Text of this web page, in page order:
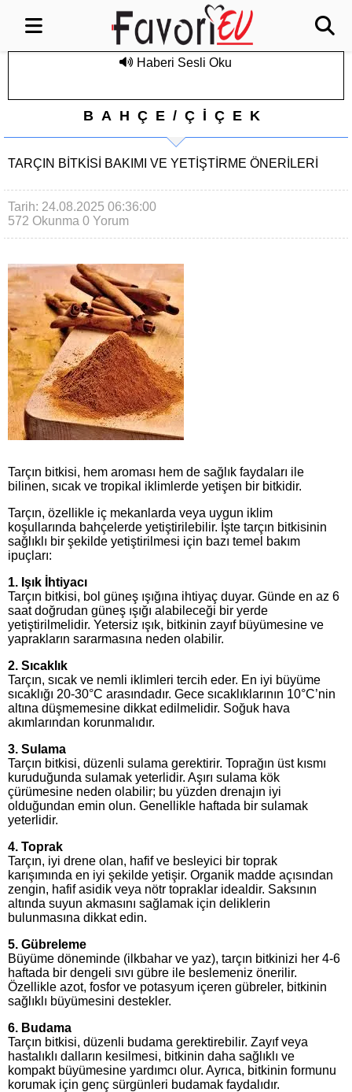
Haberi Sesli Oku
BAHÇE/ÇİÇEK
TARÇIN BITKISI BAKIMI VE YETIŞTIRME ÖNERILERI
Tarih: 24.08.2025 06:36:00
572 Okunma 0 Yorum
Tarçın bitkisi, hem aroması hem de sağlık faydaları ile
bilinen, sıcak ve tropikal iklimlerde yetişen bir bitkidir.
Tarçın, özellikle iç mekanlarda veya uygun iklim
koşullarında bahçelerde yetiştirilebilir. İşte tarçın bitkisinin
sağlıklı bir şekilde yetiştirilmesi için bazı temel bakım
ipuçları:
1. Işık İhtiyacı
Tarçın bitkisi, bol güneş ışığına ihtiyaç duyar. Günde en az 6
saat doğrudan güneş ışığı alabileceği bir yerde
yetiştirilmelidir. Yetersiz ışık, bitkinin zayıf büyümesine ve
yaprakların sararmasına neden olabilir.
2. Sıcaklık
Tarçın, sıcak ve nemli iklimleri tercih eder. En iyi büyüme
sıcaklığı 20-30°C arasındadır. Gece sıcaklıklarının 10°C’nin
altına düşmemesine dikkat edilmelidir. Soğuk hava
akımlarından korunmalıdır.
3. Sulama
Tarçın bitkisi, düzenli sulama gerektirir. Toprağın üst kısmı
kuruduğunda sulamak yeterlidir. Aşırı sulama kök
çürümesine neden olabilir; bu yüzden drenajın iyi
olduğundan emin olun. Genellikle haftada bir sulamak
yeterlidir.
4. Toprak
Tarçın, iyi drene olan, hafif ve besleyici bir toprak
karışımında en iyi şekilde yetişir. Organik madde açısından
zengin, hafif asidik veya nötr topraklar idealdir. Saksının
altında suyun akmasını sağlamak için deliklerin
bulunmasına dikkat edin.
5. Gübreleme
Büyüme döneminde (ilkbahar ve yaz), tarçın bitkinizi her 4-6
haftada bir dengeli sıvı gübre ile beslemeniz önerilir.
Özellikle azot, fosfor ve potasyum içeren gübreler, bitkinin
sağlıklı büyümesini destekler.
6. Budama
Tarçın bitkisi, düzenli budama gerektirebilir. Zayıf veya
hastalıklı dalların kesilmesi, bitkinin daha sağlıklı ve
kompakt büyümesine yardımcı olur. Ayrıca, bitkinin formunu
korumak için genç sürgünleri budamak faydalıdır.